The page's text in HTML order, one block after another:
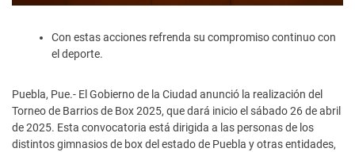
Con estas acciones refrenda su compromiso continuo con
el deporte.
Puebla, Pue.- El Gobierno de la Ciudad anunció la realización del
Torneo de Barrios de Box 2025, que dará inicio el sábado 26 de abril
de 2025. Esta convocatoria está dirigida a las personas de los
distintos gimnasios de box del estado de Puebla y otras entidades,